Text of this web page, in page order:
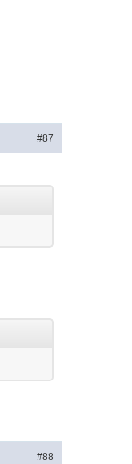
#87
#88